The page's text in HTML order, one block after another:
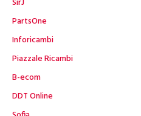
SirJ
PartsOne
Inforicambi
Piazzale Ricambi
B-ecom
DDT Online